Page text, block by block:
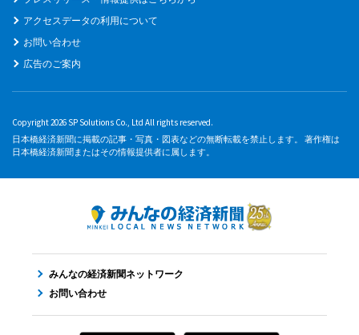
アクセスデータの利用について
お問い合わせ
広告のご案内
Copyright 2026 SP Solutions Co., Ltd All rights reserved.
日本橋経済新聞に掲載の記事・写真・図表などの無断転載を禁止します。 著作権は
日本橋経済新聞またはその情報提供者に属します。
みんなの経済新聞ネットワーク
お問い合わせ